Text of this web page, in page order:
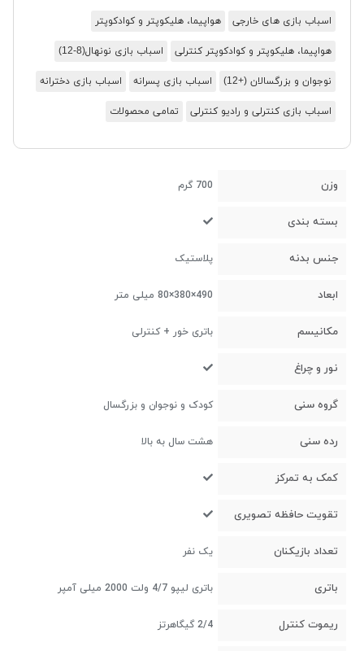
اسباب بازی های خارجی هواپیما، هلیکوپتر و کوادکوپتر
هواپیما، هلیکوپتر و کوادکوپتر کنترلی اسباب بازی نونهال(8-12)
نوجوان و بزرگسالان (+12) اسباب بازی پسرانه اسباب بازی دخترانه
اسباب بازی کنترلی و رادیو کنترلی تمامی محصولات
وزن 700 گرم
بسته بندی
جنس بدنه پلاستیک
ابعاد 490×380×80 میلی متر
مکانیسم باتری خور + کنترلی
نور و چراغ
گروه سنی کودک و نوجوان و بزرگسال
رده سنی هشت سال به بالا
کمک به تمرکز
تقویت حافظه تصویری
تعداد بازیکنان یک نفر
باتری باتری لیپو 4/7 ولت 2000 میلی آمپر
ریموت کنترل 2/4 گیگاهرتز